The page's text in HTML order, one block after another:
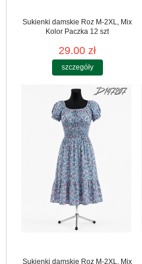
Sukienki damskie Roz M-2XL, Mix
Kolor Paczka 12 szt
29.00 zł
szczegóły
Sukienki damskie Roz M-2XL, Mix